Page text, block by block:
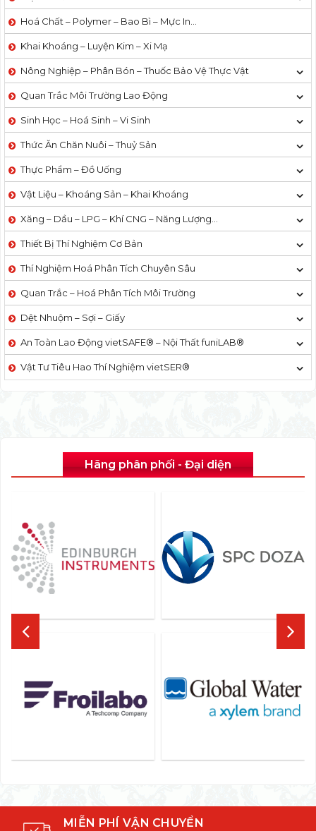
Hoá Chất – Polymer – Bao Bì – Mực In…
Khai Khoáng – Luyện Kim – Xi Mạ
Nông Nghiệp – Phân Bón – Thuốc Bảo Vệ Thực Vật
Quan Trắc Môi Trường Lao Động
Sinh Học – Hoá Sinh – Vi Sinh
Thức Ăn Chăn Nuôi – Thuỷ Sản
Thực Phẩm – Đồ Uống
Vật Liệu – Khoáng Sản – Khai Khoáng
Xăng – Dầu – LPG – Khí CNG – Năng Lượng…
Thiết Bị Thí Nghiệm Cơ Bản
Thí Nghiệm Hoá Phân Tích Chuyên Sâu
Quan Trắc – Hoá Phân Tích Môi Trường
Dệt Nhuộm – Sợi – Giấy
An Toàn Lao Động vietSAFE® – Nội Thất funiLAB®
Vật Tư Tiêu Hao Thí Nghiệm vietSER®
Hãng phân phối - Đại diện
MIỄN PHÍ VẬN CHUYỂN